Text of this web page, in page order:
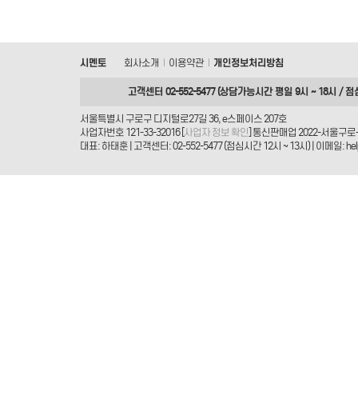
시멘토 회사소개 이용약관 개인정보처리방침
고객센터 02-552-5477 (상담가능시간 평일 9시 ~ 18시 / 점
서울특별시 구로구 디지털로27길 36, e스페이스 207호
사업자번호 121-33-32016 [ 사업자 정보 확인 ] 통신판매업 2022-서울구
대표: 하태훈 | 고객센터: 02-552-5477 (점심시간 12시 ~ 13시) | 이메일: